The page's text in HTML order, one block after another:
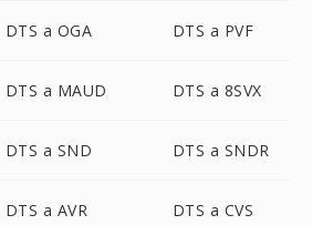
DTS a OGA DTS a PVF
DTS a MAUD DTS a 8SVX
DTS a SND DTS a SNDR
DTS a AVR DTS a CVS